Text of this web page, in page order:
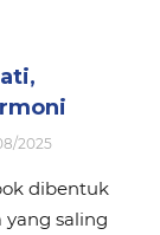
2025
dibentuk
yang saling